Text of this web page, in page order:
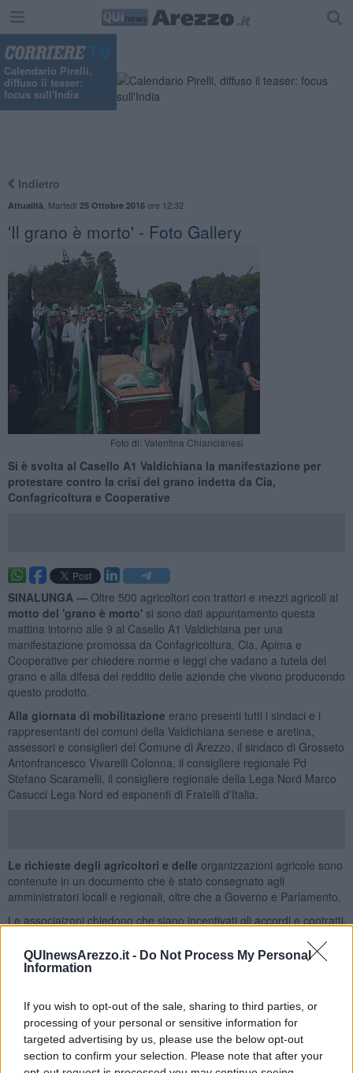
QUInewsArezzo.it - Do Not Process My Personal
Information
If you wish to opt-out of the sale, sharing to third parties, or
processing of your personal or sensitive information for
targeted advertising by us, please use the below opt-out
section to confirm your selection. Please note that after your
Calendario Pirelli,
diffuso il teaser:
focus sull'India
Indietro
Attualità Martedì 25 Ottobre 2016ore 12:32
'Il grano è morto' - Foto Gallery
Foto di: Valentina Chiancianesi
Si è svolta al Casello A1 Valdichiana la manifestazione per
protestare contro la crisi del grano indetta da Cia,
Confagricoltura e Cooperative
SINALUNGA — Oltre 500 agricoltori con trattori e mezzi agricoli al
motto del 'grano è morto' si sono dati appuntamento questa
mattina intorno alle 9 al Casello A1 Valdichiana per una
manifestazione promossa da Confagricoltura, Cia, Apima e
Cooperative per chiedere norme e leggi che vadano a tutela del
grano e alla difesa del reddito delle aziende che vivono producendo
questo prodotto.
Alla giornata di mobilitazione erano presenti tutti i sindaci e i
rappresentanti dei comuni della Valdichiana senese e aretina,
assessori e consiglieri del Comune di Arezzo, il sindaco di Grosseto
Antonfrancesco Vivarelli Colonna, il consigliere regionale Pd
Stefano Scaramelli, il consigliere regionale della Lega Nord Marco
Casucci Lega Nord ed esponenti di Fratelli d'Italia.
Le richieste degli agricoltori e delle organizzazioni agricole sono
contenute in un documento che è stato consegnato agli
amministratori locali e regionali, oltre che a Governo e Parlamento.
Le associaizoni chiedono che siano incentivati gli accordi e contratti
del prodotto finito, con prezzi minimi garantiti da contratti di
coltivazione.Messa a punto di strumenti di salvaguardia
nostra cerealicoltura.
Prevedere una campagna di promozione e valorizzazione della
pasta italiana nel mondo che trova oggi una concorrenza
impensabile fino a soli pochi anni fa; valorizzando la filiera italiana.